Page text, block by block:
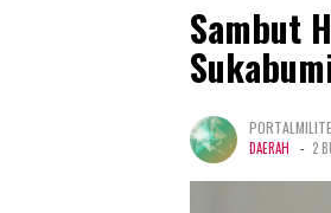
Sambut
DAERAH - 2